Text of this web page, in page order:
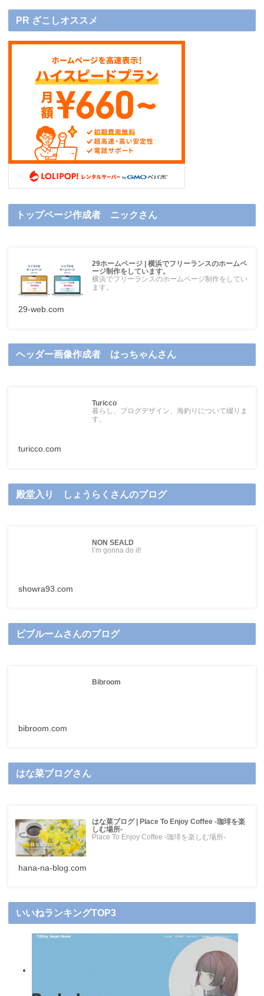
PR ざこしオススメ
トップページ作成者 ニックさん
29ホームページ | 横浜でフリーランスのホームペ
ージ制作をしています。
横浜でフリーランスのホームページ制作をしてい
ます。
29-web.com
ヘッダー画像作成者 はっちゃんさん
Turicco
暮らし、ブログデザイン、海釣りについて綴りま
す。
turicco.com
殿堂入り しょうらくさんのブログ
NON SEALD
I’m gonna do it!
showra93.com
ビブルームさんのブログ
Bibroom
bibroom.com
はな菜ブログさん
はな菜ブログ | Place To Enjoy Coffee -珈琲を楽
しむ場所-
Place To Enjoy Coffee -珈琲を楽しむ場所-
hana-na-blog.com
いいねランキングTOP3